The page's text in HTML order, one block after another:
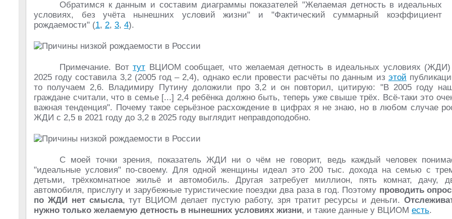
Обратимся к данным и составим диаграммы показателей "Желаемая детность в идеальных
условиях, без учёта нынешних условий жизни" и "Фактический суммарный коэффициент
рождаемости" (1, 2, 3, 4).
Примечание. Воттут ВЦИОМ сообщает, что желаемая детность в идеальных условиях
2025 году составила 3,2 (2005 год – 2,4), однако если провести расчёты по данным из этой
то получаем 2,6. Владимиру Путину доложили про 3,2 и он повторил, цитирую: "В 2005 году
граждане считали, что в семье [...] 2,4 ребёнка должно быть, теперь уже свыше трёх. Всё-таки это
важная тенденция". Почему такое серьёзное расхождение в цифрах я не знаю, но в любом случае
ЖДИ с 2,5 в 2021 году до 3,2 в 2025 году выглядит неправдоподобно.
С моей точки зрения, показатель ЖДИ ни о чём не говорит, ведь каждый человек
"идеальные условия" по-своему. Для одной женщины идеал это 200 тыс. дохода на семью с
детьми, трёхкомнатное жильё и автомобиль. Другая затребует миллион, пять комнат, дачу,
автомобиля, прислугу и зарубежные туристические поездки два раза в год. Поэтому проводить
по ЖДИ нет смысла, тут ВЦИОМ делает пустую работу, зря тратит ресурсы и деньги.
нужно только желаемую детность в нынешних условиях жизни, и такие данные у ВЦИОМ есть.